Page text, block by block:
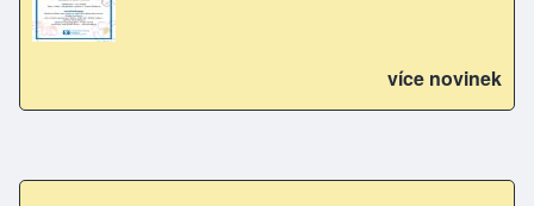
více novinek